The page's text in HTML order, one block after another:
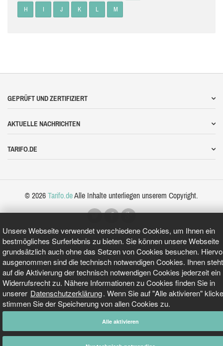
Unsere Webseite verwendet verschiedene Cookies, um Ihnen ein
bestmögliches Surferlebnis zu bieten. Sie können unsere Webseite
grundsätzlich auch ohne das Setzen von Cookies besuchen.
ausgenommen sind die technisch notwendigen Cookies. Ihnen
auf die Aktivierung der technisch notwendigen Cookies jederzeit ein
Widerrufsrecht zu. Nähere Informationen zu Cookies finden Sie in
unserer Datenschutzerklärung. Wenn Sie auf "Alle aktivieren"
stimmen Sie der Speicherung von allen Cookies zu.
Alle aktivieren
H I J K L M
GEPRÜFT UND ZERTIFIZIERT
AKTUELLE NACHRICHTEN
TARIFO.DE
© 2026 Tarifo.deAlle Inhalte unterliegen unserem Copyright.